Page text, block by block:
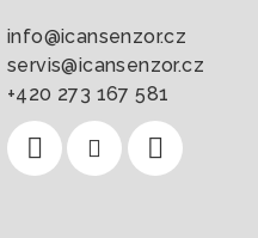
info@icansenzor.cz
servis@icansenzor.cz
+420 273 167 581